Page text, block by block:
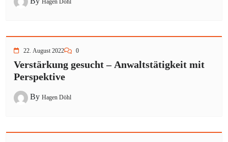
22. August 2022 0
Verstärkung gesucht – Anwaltstätigkeit mit
Perspektive
By Hagen Döhl